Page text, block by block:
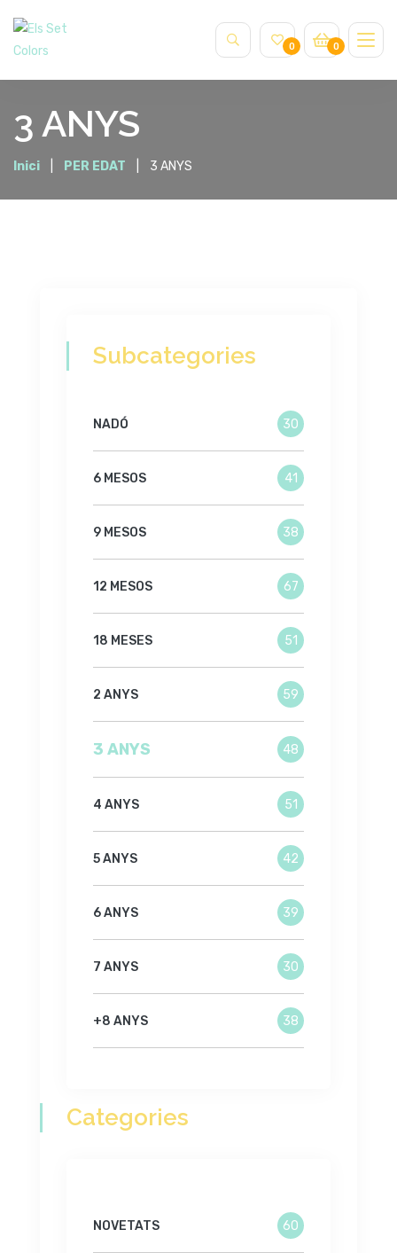
0 0
3 ANYS
Inici PER EDAT 3 ANYS
Subcategories
NADÓ 30
6 MESOS 41
9 MESOS 38
12 MESOS 67
18 MESES 51
2 ANYS 59
3 ANYS 48
4 ANYS 51
5 ANYS 42
6 ANYS 39
7 ANYS 30
+8 ANYS 38
Categories
NOVETATS 60